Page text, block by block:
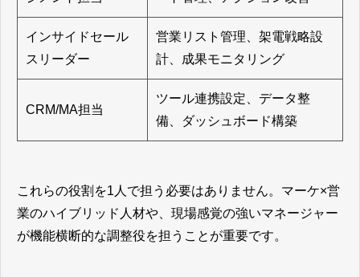
インサイドセール
スリーダー
営業リスト管理、架電戦略設
計、成果モニタリング
CRM/MA担当
ツール連携設定、データ整
備、ダッシュボード構築
これらの役割を1人で担う必要はありません。マーケ×営
業のハイブリッド人材や、現場感覚の強いマネージャー
が機能横断的な調整役を担うことが重要です。